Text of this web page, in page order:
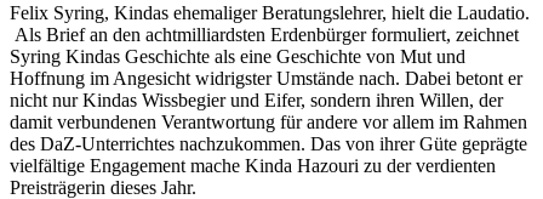
Felix Syring, Kindas ehemaliger Beratungslehrer, hielt die Laudatio.
Als Brief an den achtmilliardsten Erdenbürger formuliert, zeichnet
Syring Kindas Geschichte als eine Geschichte von Mut und
Hoffnung im Angesicht widrigster Umstände nach. Dabei betont er
nicht nur Kindas Wissbegier und Eifer, sondern ihren Willen, der
damit verbundenen Verantwortung für andere vor allem im Rahmen
des DaZ-Unterrichtes nachzukommen. Das von ihrer Güte geprägte
vielfältige Engagement mache Kinda Hazouri zu der verdienten
Preisträgerin dieses Jahr.